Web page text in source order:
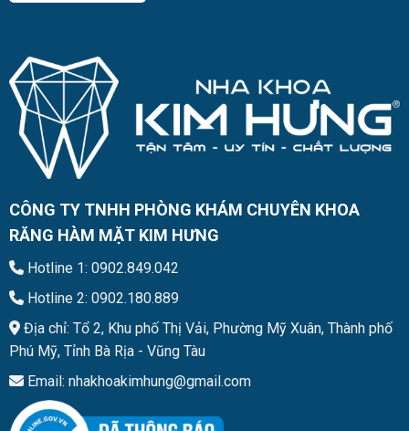
CÔNG TY TNHH PHÒNG KHÁM CHUYÊN KHOA
RĂNG HÀM MẶT KIM HƯNG
Hotline 1: 0902.849.042
Hotline 2: 0902.180.889
Địa chỉ: Tổ 2, Khu phố Thị Vải, Phường Mỹ Xuân, Thành phố
Phú Mỹ, Tỉnh Bà Rịa - Vũng Tàu
Email: nhakhoakimhung@gmail.com